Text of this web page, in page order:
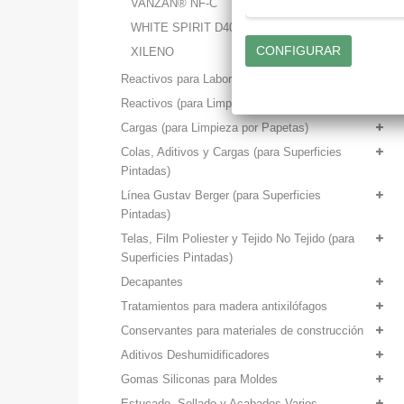
VANZAN® NF-C
WHITE SPIRIT D40
XILENO
Reactivos para Laboratorios
Reactivos (para Limpieza por Papetas)
Cargas (para Limpieza por Papetas)
Colas, Aditivos y Cargas (para Superficies
Pintadas)
Línea Gustav Berger (para Superficies
Pintadas)
Telas, Film Poliester y Tejido No Tejido (para
Superficies Pintadas)
Decapantes
Tratamientos para madera antixilófagos
Conservantes para materiales de construcción
Aditivos Deshumidificadores
Gomas Siliconas para Moldes